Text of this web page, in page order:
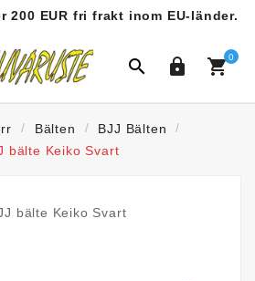
200 EUR fri frakt inom EU-länder.
  0
Bälten
BJJ Bälten
bälte Keiko Svart